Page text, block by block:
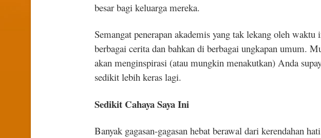
besar bagi keluarga mereka.
Semangat penerapan akademis yang tak lekang oleh
berbagai cerita dan bahkan di berbagai ungkapan umum.
akan menginspirasi (atau mungkin menakutkan) Anda
sedikit lebih keras lagi.
Sedikit Cahaya Saya Ini
Banyak gagasan-gagasan hebat berawal dari kerendahan